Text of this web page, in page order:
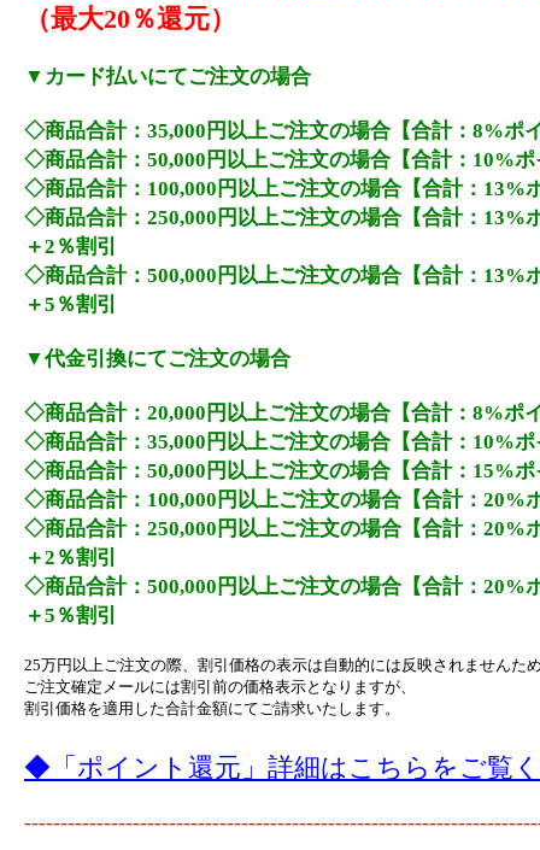
（最大20％還元）
▼カード払いにてご注文の場合
◇商品合計：35,000円以上ご注文の場合【合計：8%ポ
◇商品合計：50,000円以上ご注文の場合【合計：10%
◇商品合計：100,000円以上ご注文の場合【合計：13%
◇商品合計：250,000円以上ご注文の場合【合計：13%
＋2％割引
◇商品合計：500,000円以上ご注文の場合【合計：13%
＋5％割引
▼代金引換にてご注文の場合
◇商品合計：20,000円以上ご注文の場合【合計：8%ポ
◇商品合計：35,000円以上ご注文の場合【合計：10%
◇商品合計：50,000円以上ご注文の場合【合計：15%
◇商品合計：100,000円以上ご注文の場合【合計：20%
◇商品合計：250,000円以上ご注文の場合【合計：20%
＋2％割引
◇商品合計：500,000円以上ご注文の場合【合計：20%
＋5％割引
25万円以上ご注文の際、割引価格の表示は自動的には反映されませんた
ご注文確定メールには割引前の価格表示となりますが、
割引価格を適用した合計金額にてご請求いたします。
◆「ポイント還元」詳細はこちらをご覧